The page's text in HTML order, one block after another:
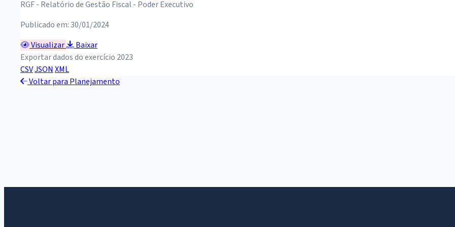
RGF - Relatório de Gestão Fiscal - Poder Executivo
Publicado em: 30/01/2024
Visualizar
Baixar
Exportar dados do exercício 2023
CSVJSON XML
Voltar para Planejamento